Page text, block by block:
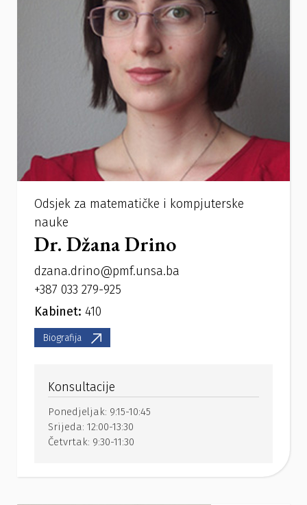
Odsjek za matematičke i kompjuterske
nauke
Dr. Džana Drino
dzana.drino@pmf.unsa.ba
+387 033 279-925
Kabinet: 410
Biografija
Konsultacije
Ponedjeljak: 9:15-10:45
Srijeda: 12:00-13:30
Četvrtak: 9:30-11:30